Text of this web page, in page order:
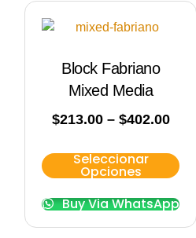
Block Fabriano
Mixed Media
$213.00 – $402.00
Seleccionar
Opciones
Buy Via WhatsApp